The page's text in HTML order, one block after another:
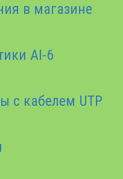
в магазине
AI-6
с кабелем UTP